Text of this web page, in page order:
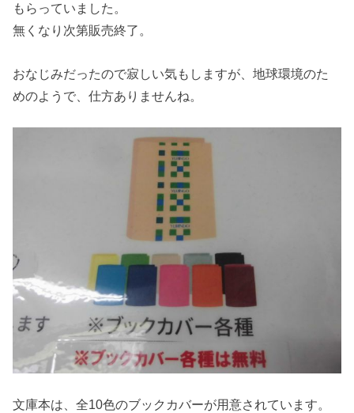
もらっていました。
無くなり次第販売終了。
おなじみだったので寂しい気もしますが、地球環境のた
めのようで、仕方ありませんね。
文庫本は、全10色のブックカバーが用意されています。